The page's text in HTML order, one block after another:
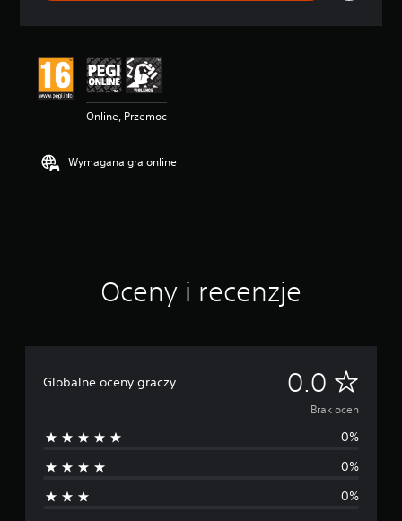
Online, Przemoc
Wymagana gra online
Oceny i recenzje
Globalne oceny graczy 0.0 B
r
Brak ocen
0%
0%
0%